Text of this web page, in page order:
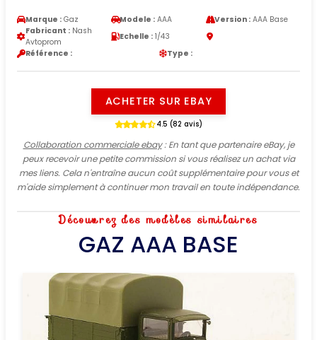
Marque : Gaz Modele : AAA Version :AAA Base
Fabricant : Nash
Avtoprom
Echelle : 1/43
Référence :
Type :
ACHETER SUR EBAY
4.5 (82 avis)
Collaboration commerciale ebay: En tant que partenaire eBay, je
peux recevoir une petite commission si vous réalisez un achat via
mes liens. Cela n'entraîne aucun coût supplémentaire pour vous et
m'aide simplement à continuer mon travail en toute indépendance.
Découvrez des modèles similaires
GAZ AAA BASE